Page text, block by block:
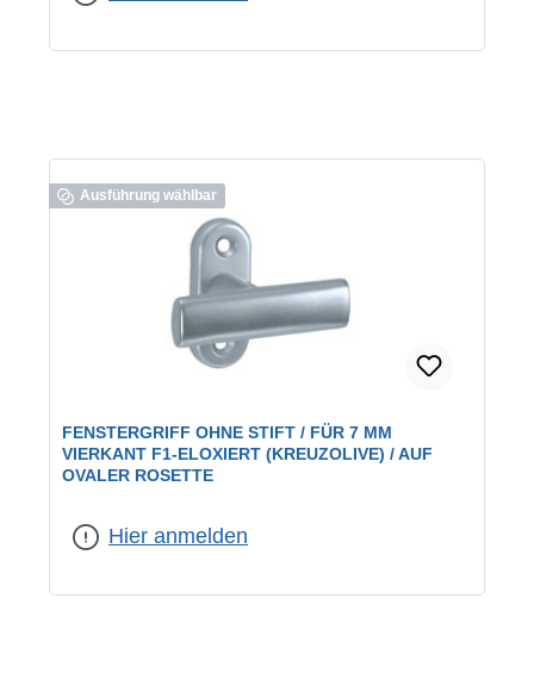
Ausführung wählbar
FENSTERGRIFF OHNE STIFT / FÜR 7 MM
VIERKANT F1-ELOXIERT (KREUZOLIVE) / AUF
OVALER ROSETTE
Hier anmelden